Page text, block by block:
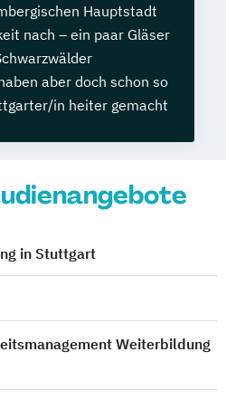
Hauptstadt
nach – ein paar Gläser
aber doch schon so
in heiter gemacht
in Stuttgart
Weiterbildung